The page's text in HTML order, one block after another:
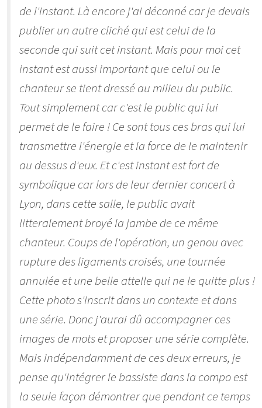
de l'instant. Là encore j'ai déconné car je devais
publier un autre cliché qui est celui de la
seconde qui suit cet instant. Mais pour moi cet
instant est aussi important que celui ou le
chanteur se tient dressé au milieu du public.
Tout simplement car c'est le public qui lui
permet de le faire ! Ce sont tous ces bras qui lui
transmettre l'énergie et la force de le maintenir
au dessus d'eux. Et c'est instant est fort de
symbolique car lors de leur dernier concert à
Lyon, dans cette salle, le public avait
litteralement broyé la jambe de ce même
chanteur. Coups de l'opération, un genou avec
rupture des ligaments croisés, une tournée
annulée et une belle attelle qui ne le quitte plus !
Cette photo s'inscrit dans un contexte et dans
une série. Donc j'aurai dû accompagner ces
images de mots et proposer une série complète.
Mais indépendamment de ces deux erreurs, je
pense qu'intégrer le bassiste dans la compo est
la seule façon démontrer que pendant ce temps